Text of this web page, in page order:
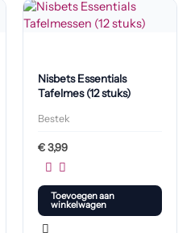
Nisbets Essentials
Tafelmes (12 stuks)
Bestek
€3,99
Toevoegen aan
winkelwagen